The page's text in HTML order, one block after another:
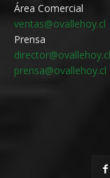
Área Comercial
ventas@ovallehoy.cl
Prensa
director@ovallehoy.cl
prensa@ovallehoy.cl